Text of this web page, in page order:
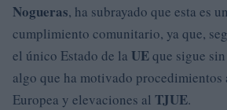
Nogueras, ha subrayado que esta es
cumplimiento comunitario, ya que,
el único Estado de la UEque sigue
algo que ha motivado procedimientos
Europea y elevaciones al TJUE.